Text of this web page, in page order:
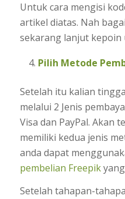
Untuk cara mengisi
artikel diatas. Nah
sekarang lanjut kepoin
Pilih Metode
Setelah itu kalian
melalui 2 Jenis
Visa dan PayPal. Akan
memiliki kedua jenis
anda dapat
pembelian Freepikyang
Setelah tahapan-